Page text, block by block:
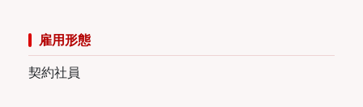
雇用形態
契約社員